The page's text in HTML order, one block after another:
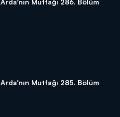
Arda'nın Mutfağı 285. Bölüm